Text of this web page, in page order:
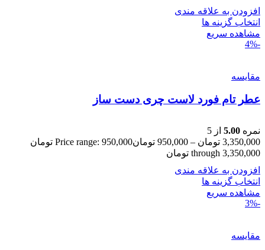
افزودن به علاقه مندی
انتخاب گزینه ها
مشاهده سریع
-4%
مقایسه
عطر تام فورد لاست چری دست ساز
نمره 5.00 از 5
3,350,000 تومان –
950,000 تومان
Price range: 950,000 تومان
through 3,350,000 تومان
افزودن به علاقه مندی
انتخاب گزینه ها
مشاهده سریع
-3%
مقایسه